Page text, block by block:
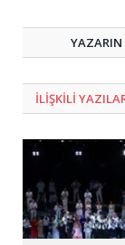
ILIŞKILI